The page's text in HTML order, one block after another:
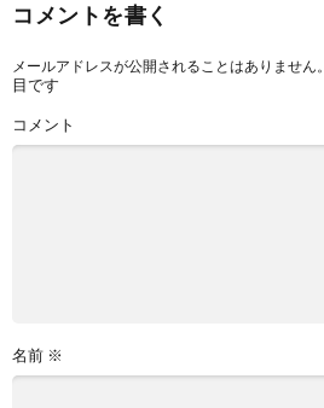
コメントを書く
メールアドレスが公開されることはありません。
目です
コメント
名前 ※